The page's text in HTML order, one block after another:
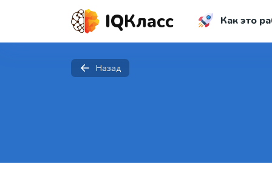
IQКласс Как это
Назад